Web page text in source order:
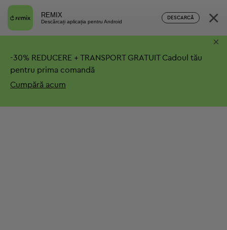
REMIX
Descărcați aplicația pentru Android
DESCARCĂ ×
-30% REDUCERE + TRANSPORT GRATUITCadoul tău
pentru prima comandă
Cumpără acum
×